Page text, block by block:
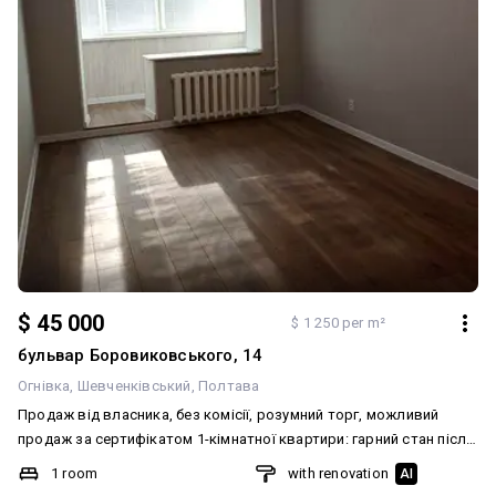
гарантії! Квартира повністю готова для життя і не потребує
жодних додаткових вкладень. Запрошуємо на перегляд у
зручний час! Телефонуйте!
$ 45 000 $ 1 250 per m²
бульвар Боровиковського, 14
Огнівка Шевченківський Полтава
Продаж від власника, без комісії, розумний торг, можливий
продаж за сертифікатом 1-кімнатної квартири: гарний стан після
ремонту, утепленні стіни з наружі , не кутова, а особливо
привабливий краєвид. Квартира знаходиться на 9 поверсі, є 10
1 room
with renovation AI